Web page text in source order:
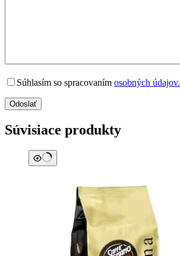
Súhlasím so spracovaním osobných údajov.
Odoslať
Súvisiace produkty